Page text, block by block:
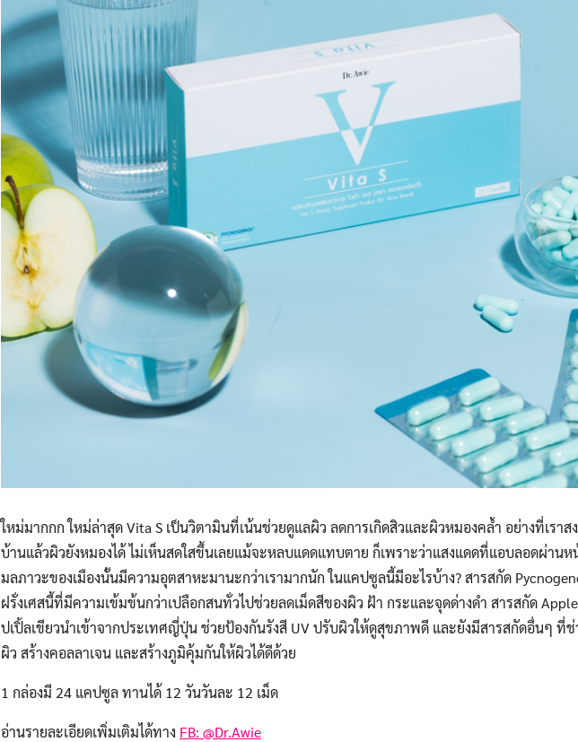
ใหม่มากกก ใหม่ล่าสุด Vita S เป็นวิตามินที่เน้นช่วยดูแลผิว ลดการเกิดสิวและผิวหมองคล้ำ อย่างที่เราส
บ้านแล้วผิวยังหมองได้ ไม่เห็นสดใสขึ้นเลยแม้จะหลบแดดแทบตาย ก็เพราะว่าแสงแดดที่แอบลอดผ่านห
มลภาวะของเมืองนั้นมีความอุตสาหะมานะกว่าเรามากนัก ในแคปซูลนี้มีอะไรบ้าง? สารสกัด
ฝรั่งเศสนี้ที่มีความเข้มข้นกว่าเปลือกสนทั่วไปช่วยลดเม็ดสีของผิว ฝ้า กระและจุดด่างดำ สารสกัด
ปเปิ้ลเขียวนำเข้าจากประเทศญี่ปุ่น ช่วยป้องกันรังสี UV ปรับผิวให้ดูสุขภาพดี และยังมีสารสกัดอื่นๆ ที่ช่
ผิว สร้างคอลลาเจน และสร้างภูมิคุ้มกันให้ผิวได้ดีด้วย
1 กล่องมี 24 แคปซูล ทานได้ 12 วันวันละ 12 เม็ด
อ่านรายละเอียดเพิ่มเติมได้ทาง FB: @Dr.Awie